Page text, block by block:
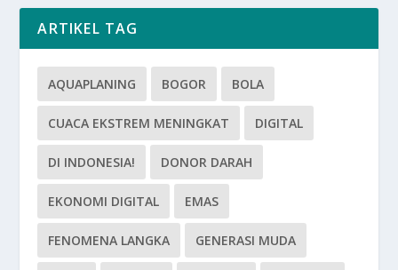
ARTIKEL TAG
AQUAPLANING BOGOR BOLA
CUACA EKSTREM MENINGKAT DIGITAL
DI INDONESIA! DONOR DARAH
EKONOMI DIGITAL EMAS
FENOMENA LANGKA GENERASI MUDA